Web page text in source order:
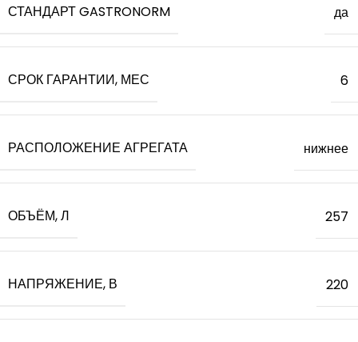
СТАНДАРТ GASTRONORM да
СРОК ГАРАНТИИ, МЕС 6
РАСПОЛОЖЕНИЕ АГРЕГАТА нижнее
ОБЪЁМ, Л 257
НАПРЯЖЕНИЕ, В 220